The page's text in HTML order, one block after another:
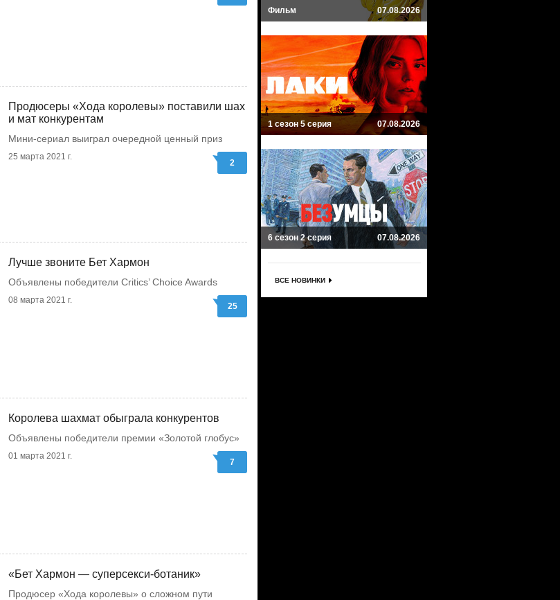
Продюсеры «Хода королевы» поставили шах
и мат конкурентам
Мини-сериал выиграл очередной ценный приз
25 марта 2021 г.
2
Лучше звоните Бет Хармон
Объявлены победители Critics’ Choice Awards
08 марта 2021 г.
25
Королева шахмат обыграла конкурентов
Объявлены победители премии «Золотой глобус»
01 марта 2021 г.
7
«Бет Хармон — суперсекси-ботаник»
Продюсер «Хода королевы» о сложном пути
Фильм 07.08.2026
1 сезон 5 серия 07.08.2026
6 сезон 2 серия 07.08.2026
ВСЕ НОВИНКИ